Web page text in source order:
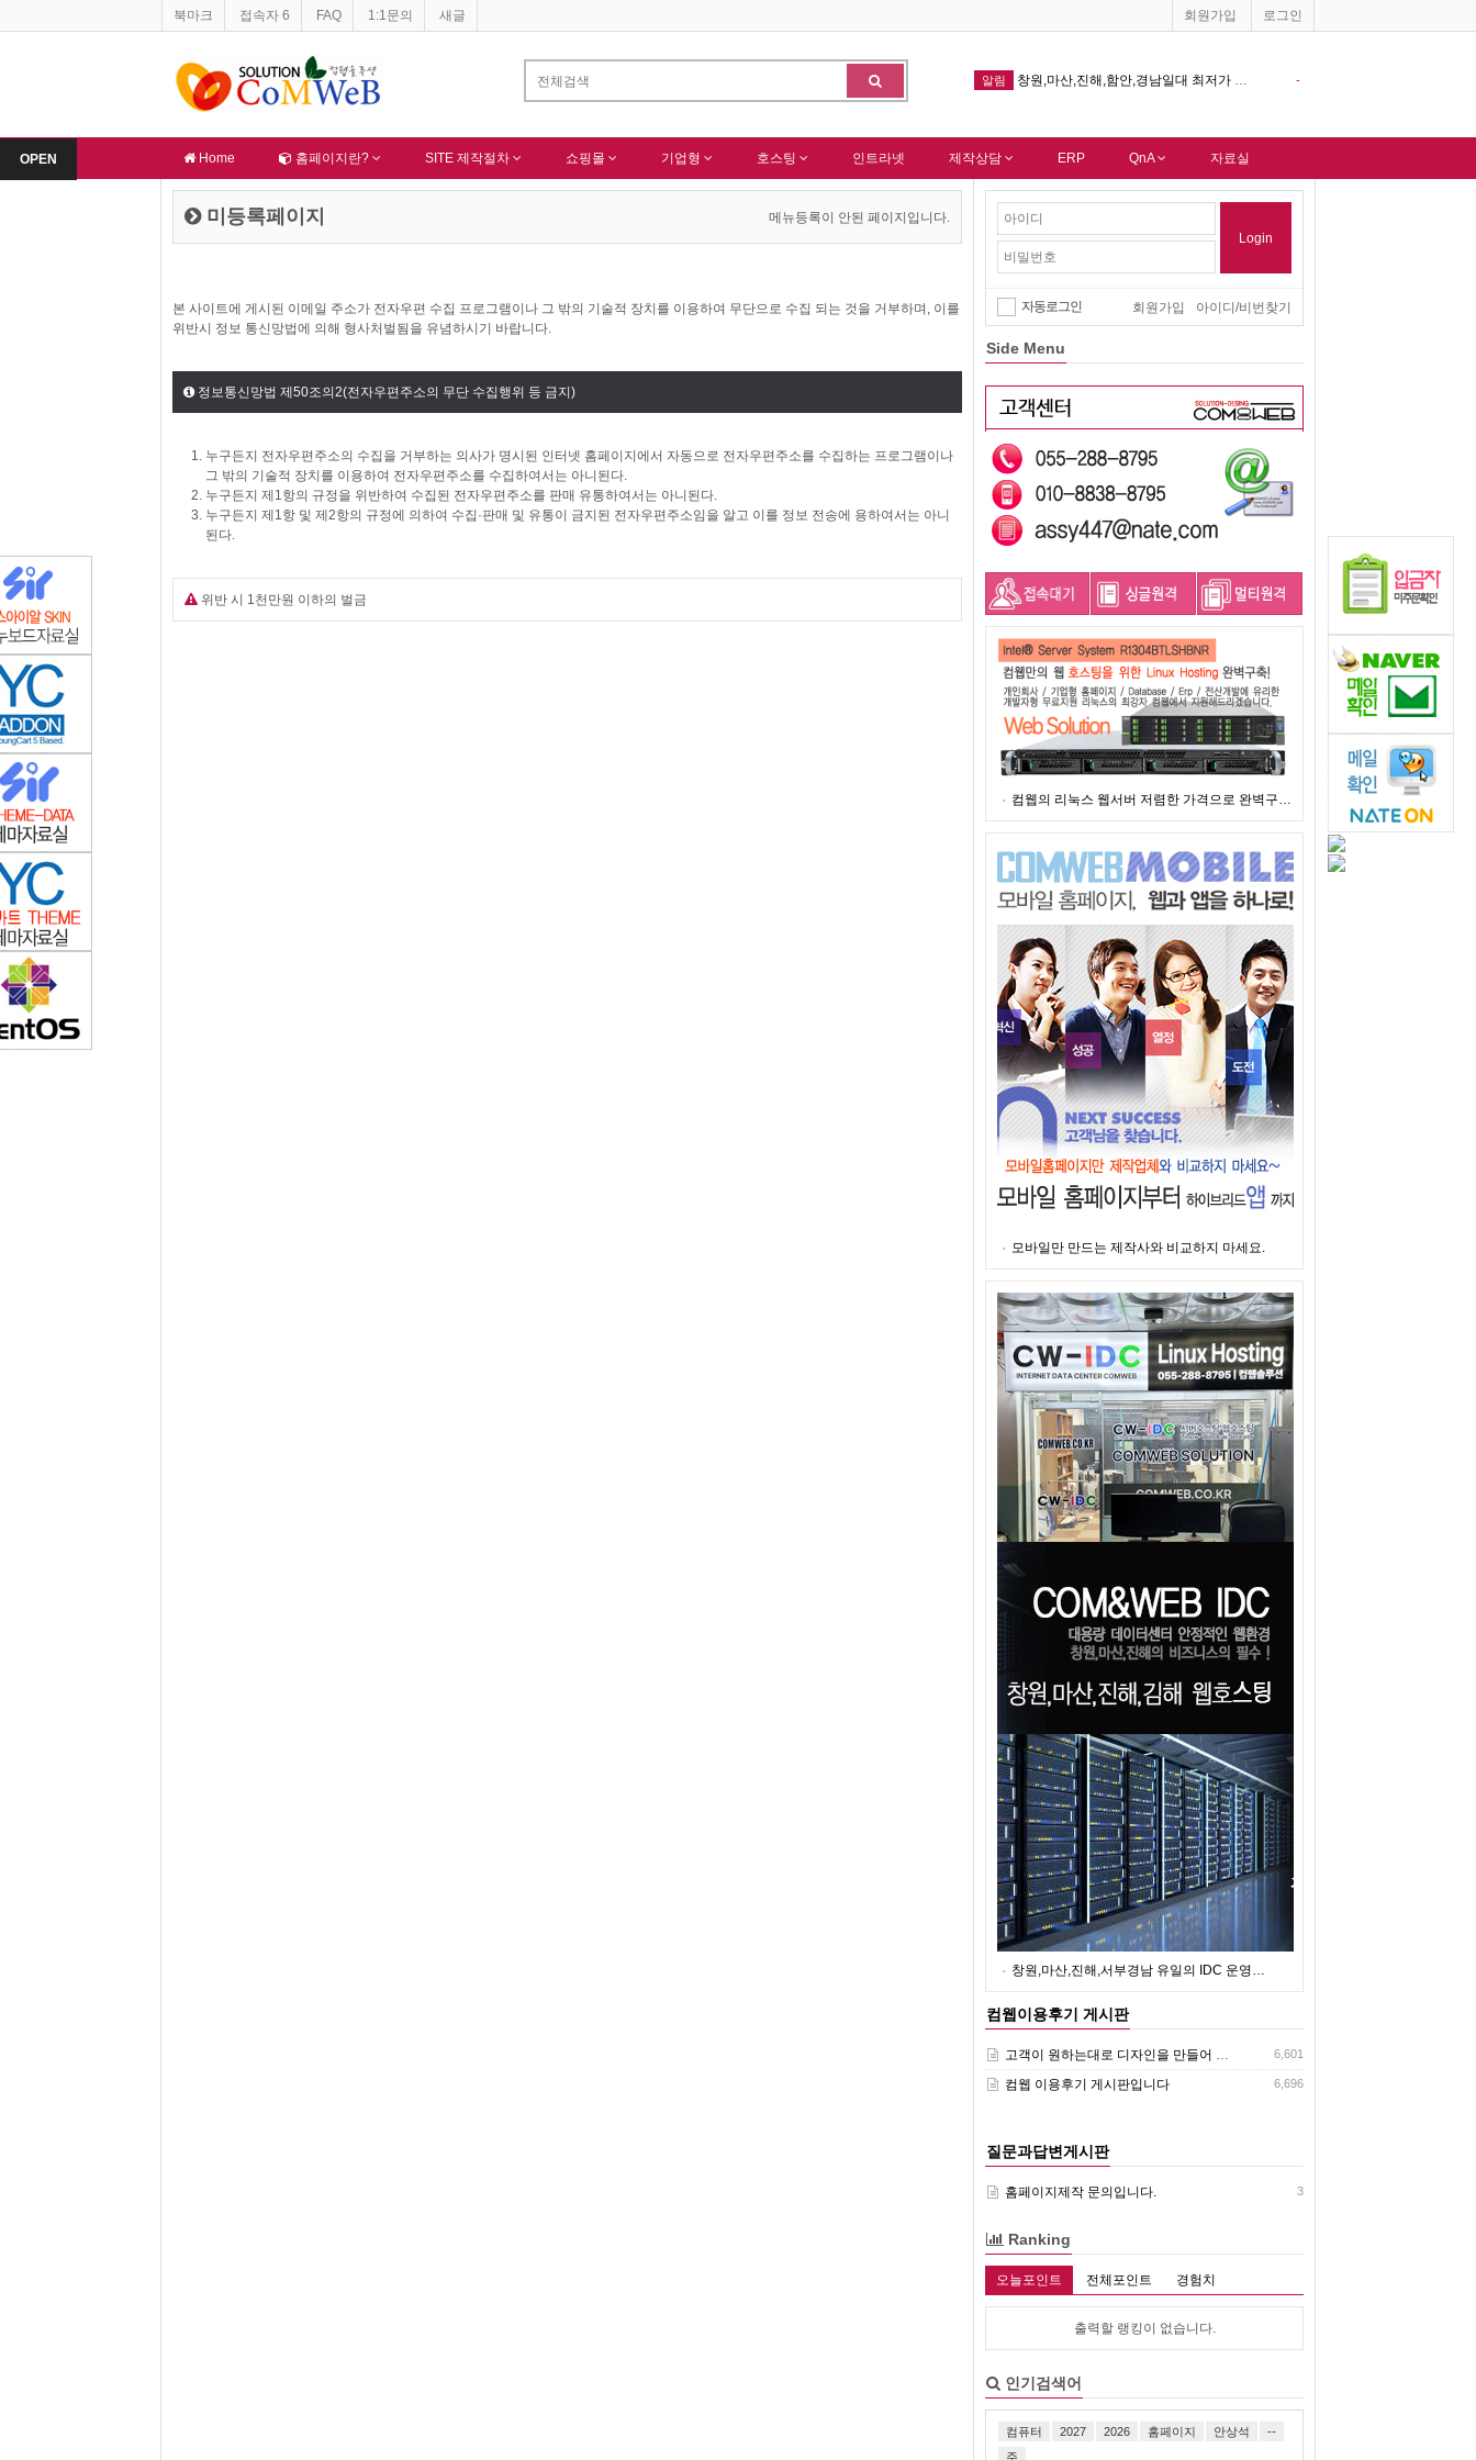
OPEN
북마크 접속자 6 FAQ 1:1문의 새글 회원가입 로그인
알림 창원,마산,진해,함안,경남일대 최저가 홈페이지제작 해드립니다. - 알림 컴웹 솔루션에 오신것을 진심으로 환영합니다.
Home 홈페이지란? SITE 제작절차 쇼핑몰 기업형 호스팅 인트라넷 제작상담 ERP QnA 자료실
미등록페이지 메뉴등록이 안된 페이지입니다.
본 사이트에 게시된 이메일 주소가 전자우편 수집 프로그램이나 그 밖의 기술적 장치를 이용하여 무단으로 수집 되는 것을 거부하며, 이를
위반시 정보 통신망법에 의해 형사처벌됨을 유념하시기 바랍니다.
정보통신망법 제50조의2(전자우편주소의 무단 수집행위 등 금지)
누구든지 전자우편주소의 수집을 거부하는 의사가 명시된 인터넷 홈페이지에서 자동으로 전자우편주소를 수집하는 프로그램이나
그 밖의 기술적 장치를 이용하여 전자우편주소를 수집하여서는 아니된다.
누구든지 제1항의 규정을 위반하여 수집된 전자우편주소를 판매 유통하여서는 아니된다.
누구든지 제1항 및 제2항의 규정에 의하여 수집·판매 및 유통이 금지된 전자우편주소임을 알고 이를 정보 전송에 용하여서는 아니
된다.
위반 시 1천만원 이하의 벌금
Login
자동로그인 아이디/비번찾기
회원가입
Side Menu
컴웹의 리눅스 웹서버 저렴한 가격으로 완벽구…
모바일만 만드는 제작사와 비교하지 마세요.
창원,마산,진해,서부경남 유일의 IDC 운영…
컴웹이용후기 게시판
고객이 원하는대로 디자인을 만들어 주셔서 고맙습니다 정말고맙습니다. 6,601
컴웹 이용후기 게시판입니다 6,696
질문과답변게시판
홈페이지제작 문의입니다. 3
Ranking
오늘포인트 전체포인트 경험치
출력할 랭킹이 없습니다.
인기검색어
컴퓨터 2027 2026 홈페이지 안상석
--
주